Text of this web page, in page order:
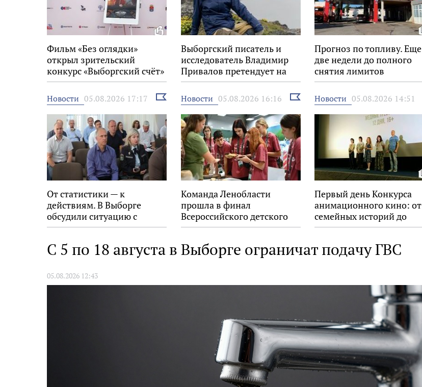
Фильм «Без оглядки»
открыл зрительский
конкурс «Выборгский счёт»
на 34-м фестивале «Окно в
Европу»
Выборгский писатель и
исследователь Владимир
Привалов претендует на
награду «Знание.Премия»
Прогноз по топливу. Еще
две недели до полного
снятия лимитов
Новости 05.08.2026 17:17
Выбрать
новость
От статистики — к
действиям. В Выборге
обсудили ситуацию с
пожарами в
Новости 05.08.2026 16:16
Выбрать
новость
Команда Ленобласти
прошла в финал
Всероссийского детского
экологического форума
Новости 05.08.2026 14:51
Первый день Конкурса
анимационного кино: от
семейных историй до
взрослых размышлений
С 5 по 18 августа в Выборге ограничат подачу ГВС
05.08.2026 12:43